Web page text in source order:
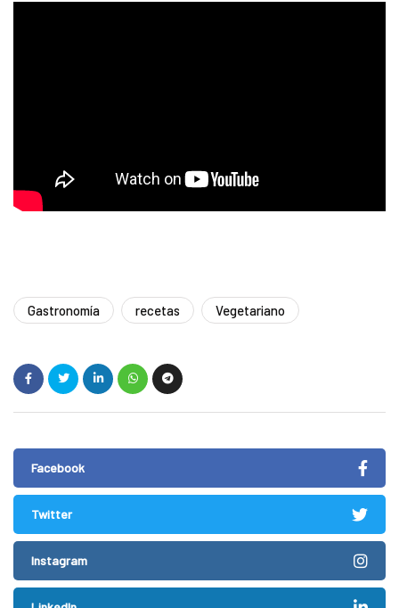
Gastronomía recetas Vegetariano
Facebook
Twitter
Instagram